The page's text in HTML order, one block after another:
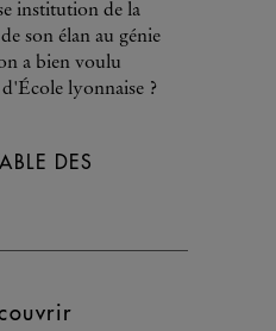
institution de la
son élan au génie
a bien voulu
lyonnaise ?
DES